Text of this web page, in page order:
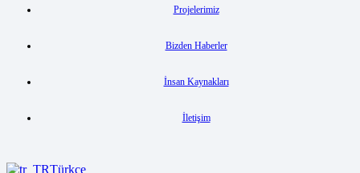
Projelerimiz
Bizden Haberler
İnsan Kaynakları
İletişim
Türkçe